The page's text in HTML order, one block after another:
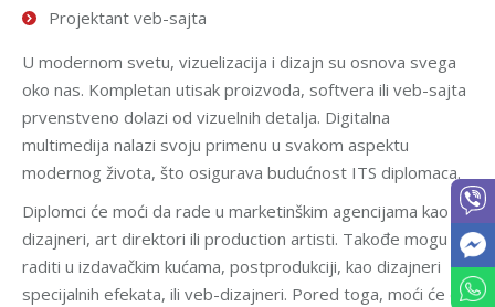
Projektant veb-sajta
U modernom svetu, vizuelizacija i dizajn su osnova svega
oko nas. Kompletan utisak proizvoda, softvera ili veb-sajta
prvenstveno dolazi od vizuelnih detalja. Digitalna
multimedija nalazi svoju primenu u svakom aspektu
modernog života, što osigurava budućnost ITS diplomaca.
Diplomci će moći da rade u marketinškim agencijama kao
dizajneri, art direktori ili production artisti. Takođe mogu
raditi u izdavačkim kućama, postprodukciji, kao dizajneri
specijalnih efekata, ili veb-dizajneri. Pored toga, moći će da